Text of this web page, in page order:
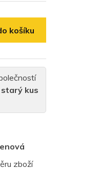
zboží
kus
košíku